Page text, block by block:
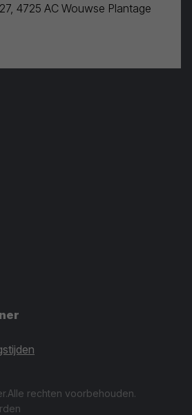
4725 AC Wouwse Plantage
Alle rechten voorbehouden.